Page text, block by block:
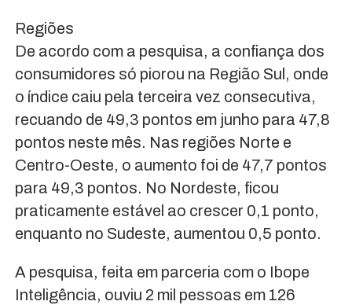
Regiões
De acordo com a pesquisa, a confiança dos
consumidores só piorou na Região Sul, onde
o índice caiu pela terceira vez consecutiva,
recuando de 49,3 pontos em junho para 47,8
pontos neste mês. Nas regiões Norte e
Centro-Oeste, o aumento foi de 47,7 pontos
para 49,3 pontos. No Nordeste, ficou
praticamente estável ao crescer 0,1 ponto,
enquanto no Sudeste, aumentou 0,5 ponto.
A pesquisa, feita em parceria com o Ibope
Inteligência, ouviu 2 mil pessoas em 126